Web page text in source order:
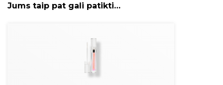
Jums taip pat gali patikti…